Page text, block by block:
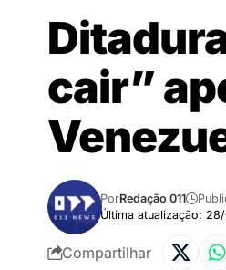
cair”
Última atualização:
PorRedação 011
Compartilhar